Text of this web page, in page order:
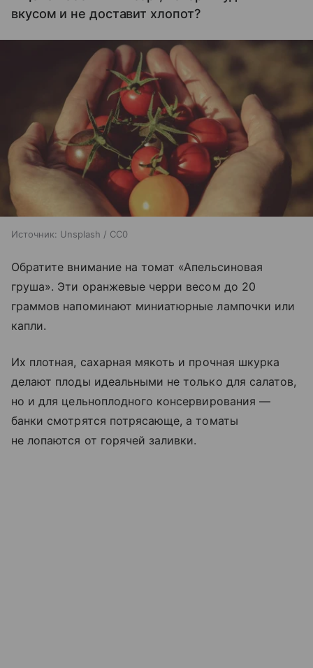
вкусом и не доставит хлопот?
Источник: Unsplash / CC0
Обратите внимание на томат «Апельсиновая
груша». Эти оранжевые черри весом до 20
граммов напоминают миниатюрные лампочки или
капли.
Их плотная, сахарная мякоть и прочная шкурка
делают плоды идеальными не только для салатов,
но и для цельноплодного консервирования —
банки смотрятся потрясающе, а томаты
не лопаются от горячей заливки.